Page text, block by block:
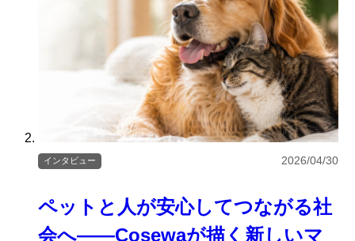
ペットと人が安心してつながる社
会へ――Cosewaが描く新しいマ
インタビュー 2026/04/30